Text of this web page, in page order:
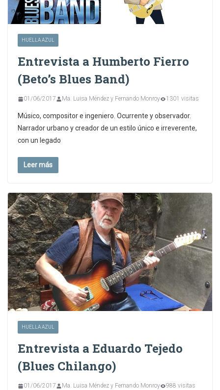
HUELLA AZUL
Entrevista a Humberto Fierro
(Beto’s Blues Band)
01/06/2017 Ma. Luisa Méndez y Fernando Monroy 1301 visitas
Músico, compositor e ingeniero. Ocurrente y observador.
Narrador urbano y creador de un estilo único e irreverente,
con un legado
Leer más
HUELLA AZUL
Entrevista a Eduardo Tejedo
(Blues Chilango)
01/06/2017 Ma. Luisa Méndez y Fernando Monroy 988 visitas